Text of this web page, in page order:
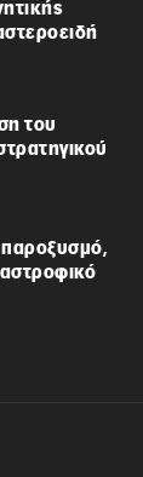
του
παροξυσμό,